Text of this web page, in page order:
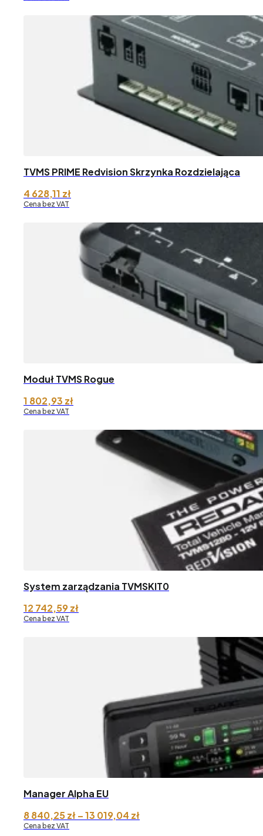
TVMS PRIME Redvision Skrzynka Rozdzielająca
4 628,11 zł
Cena bez VAT
Moduł TVMS Rogue
1 802,93 zł
Cena bez VAT
System zarządzania TVMSKIT0
12 742,59zł
Cena bez VAT
Manager Alpha EU
8 840,25zł–13 019,04 złZakres
Cena bez VAT